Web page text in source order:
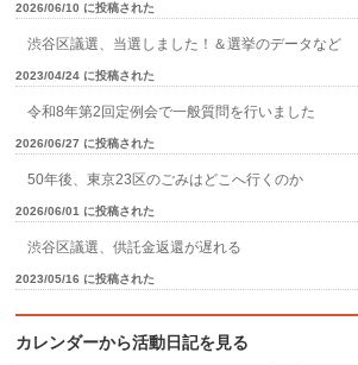
2026/06/10 に投稿された
渋谷区議選、当選しました！＆選挙のデータなど
2023/04/24 に投稿された
令和8年第2回定例会で一般質問を行いました
2026/06/27 に投稿された
50年後、東京23区のごみはどこへ行くのか
2026/06/01 に投稿された
渋谷区議選、供託金返還が遅れる
2023/05/16 に投稿された
カレンダーから活動日記を見る